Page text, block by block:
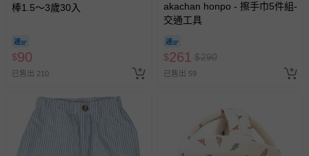
棒1.5～3歲30入
$90
已售出 210
akachan honpo - 擦手巾5件組-
交通工具
$261 $290
已售出 59